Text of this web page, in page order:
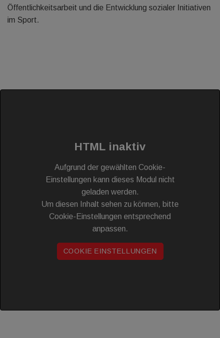
Öffentlichkeitsarbeit und die Entwicklung sozialer Initiativen
im Sport.
HTML inaktiv
Aufgrund der gewählten Cookie-
Einstellungen kann dieses Modul nicht
geladen werden.
Um diesen Inhalt sehen zu können, bitte
Cookie-Einstellungen entsprechend
anpassen.
COOKIE EINSTELLUNGEN